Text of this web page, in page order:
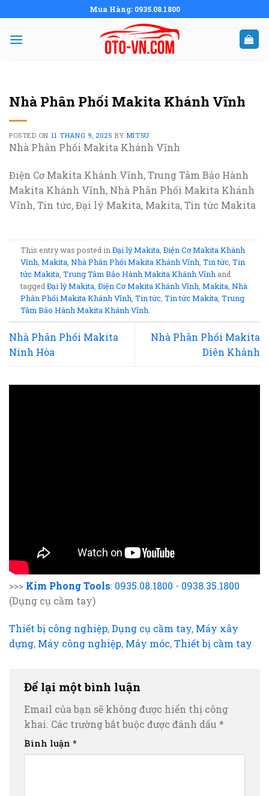
to
content
Mua Hàng: 0935.08.1800
Nhà Phân Phối Makita Khánh Vĩnh
POSTED ON 11 THÁNG 9, 2025 BY MITSU
Nhà Phân Phối Makita Khánh Vĩnh
Điện Cơ Makita Khánh Vĩnh, Trung Tâm Bảo Hành
Makita Khánh Vĩnh, Nhà Phân Phối Makita Khánh
Vĩnh, Tin tức, Đại lý Makita, Makita, Tin tức Makita
This entry was posted inĐại lý Makita ,Điện Cơ Makita Khánh
Vĩnh ,Makita ,Nhà Phân Phối Makita Khánh Vĩnh ,Tin tức ,Tin
tức Makita ,Trung Tâm Bảo Hành Makita Khánh Vĩnh and
taggedĐại lý Makita ,Điện Cơ Makita Khánh Vĩnh ,Makita ,Nhà
Phân Phối Makita Khánh Vĩnh ,Tin tức ,Tin tức Makita ,Trung
Tâm Bảo Hành Makita Khánh Vĩnh
Nhà Phân Phối Makita
Ninh Hòa
Nhà Phân Phối Makita
Diên Khánh
>>> Kim Phong Tools: 0935.08.1800 - 0938.35.1800
(Dụng cụ cầm tay)
Thiết bị công nghiệp,Dụng cụ cầm tay, Máy xây
dựng, Máy công nghiệp, Máy móc,Thiết bị cầm tay
Để lại một bình luận
Email của bạn sẽ không được hiển thị công
khai. Các trường bắt buộc được đánh dấu *
Bình luận *